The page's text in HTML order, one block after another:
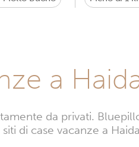
a
da privati.
di case vacanze a Haida